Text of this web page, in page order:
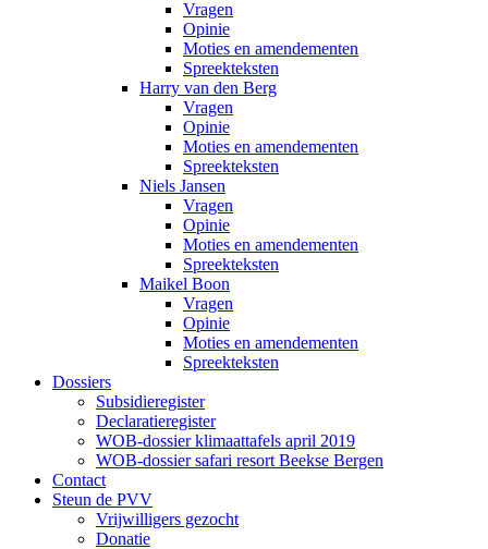
Vragen
Opinie
Moties en amendementen
Spreekteksten
Harry van den Berg
Vragen
Opinie
Moties en amendementen
Spreekteksten
Niels Jansen
Vragen
Opinie
Moties en amendementen
Spreekteksten
Maikel Boon
Vragen
Opinie
Moties en amendementen
Spreekteksten
Dossiers
Subsidieregister
Declaratieregister
WOB-dossier klimaattafels april 2019
WOB-dossier safari resort Beekse Bergen
Contact
Steun de PVV
Vrijwilligers gezocht
Donatie